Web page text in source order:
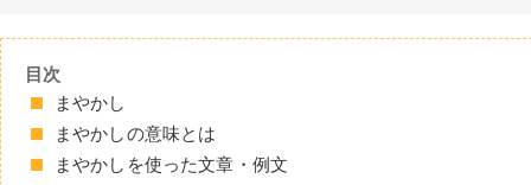
目次
まやかし
まやかしの意味とは
まやかしを使った文章・例文